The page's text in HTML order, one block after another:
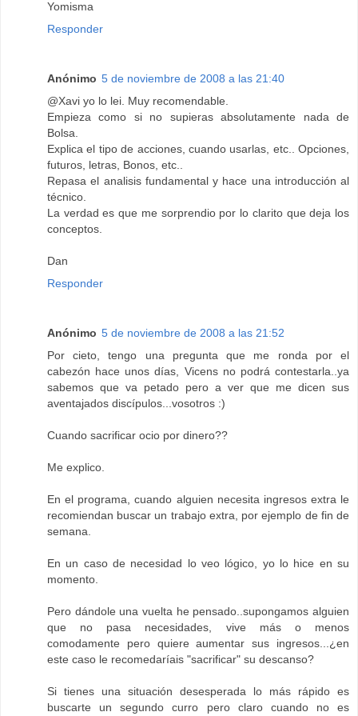
Yomisma
Responder
Anónimo 5 de noviembre de 2008 a las 21:40
@Xavi yo lo lei. Muy recomendable.
Empieza como si no supieras absolutamente nada de
Bolsa.
Explica el tipo de acciones, cuando usarlas, etc.. Opciones,
futuros, letras, Bonos, etc..
Repasa el analisis fundamental y hace una introducción al
técnico.
La verdad es que me sorprendio por lo clarito que deja los
conceptos.
Dan
Responder
Anónimo 5 de noviembre de 2008 a las 21:52
Por cieto, tengo una pregunta que me ronda por el
cabezón hace unos días, Vicens no podrá contestarla..ya
sabemos que va petado pero a ver que me dicen sus
aventajados discípulos...vosotros :)
Cuando sacrificar ocio por dinero??
Me explico.
En el programa, cuando alguien necesita ingresos extra le
recomiendan buscar un trabajo extra, por ejemplo de fin de
semana.
En un caso de necesidad lo veo lógico, yo lo hice en su
momento.
Pero dándole una vuelta he pensado..supongamos alguien
que no pasa necesidades, vive más o menos
comodamente pero quiere aumentar sus ingresos...¿en
este caso le recomedaríais "sacrificar" su descanso?
Si tienes una situación desesperada lo más rápido es
buscarte un segundo curro pero claro cuando no es